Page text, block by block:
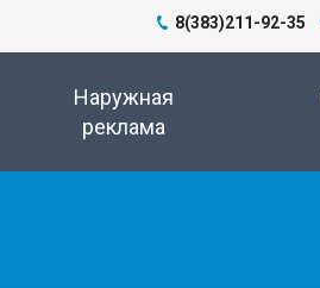
8(383)211-92-35
Наружная
реклама